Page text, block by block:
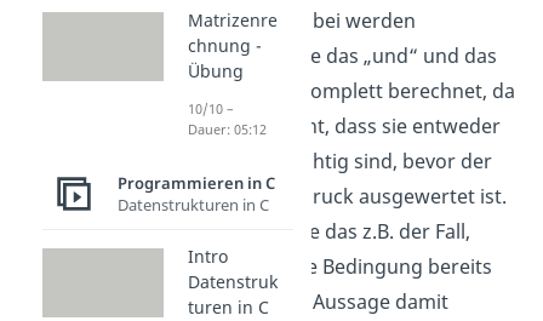
evaluation. Dabei werden
Ausdrücke, wie das „und“ und das
„oder“ nicht komplett berechnet, da
schon feststeht, dass sie entweder
falsch oder richtig sind, bevor der
gesamte Ausdruck ausgewertet ist.
Bei „und“ wäre das z.B. der Fall,
wenn die erste Bedingung bereits
null ist, da die Aussage damit
Matrizenre
chnung -
Übung
10/10 –
Dauer: 05:12
Programmieren in C
Datenstrukturen in C
Intro
Datenstruk
turen in C